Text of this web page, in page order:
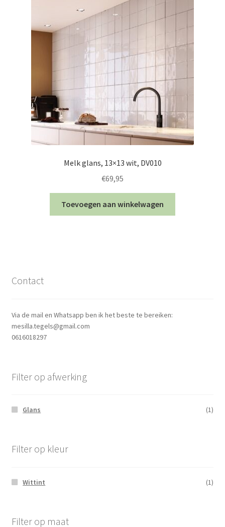
Melk glans, 13×13 wit, DV010
€69,95
Toevoegen aan winkelwagen
Contact
Via de mail en Whatsapp ben ik het beste te bereiken:
mesilla.tegels@gmail.com
0616018297
Filter op afwerking
Glans (1)
Filter op kleur
Wittint (1)
Filter op maat